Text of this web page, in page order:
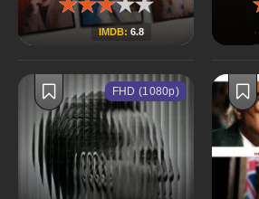
IMDB: 6.8
FHD (1080p)